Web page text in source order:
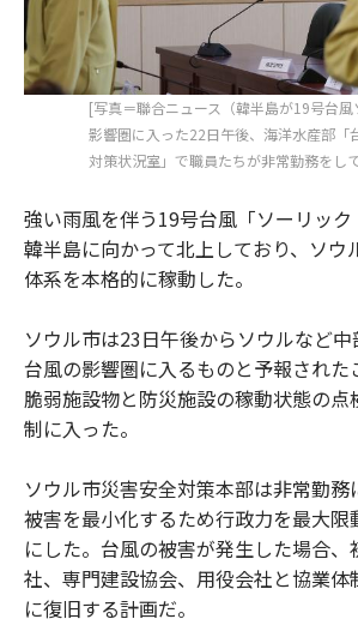
[写真＝聯合ニュース（韓半島が19号台風
影響圏に入った22日午後、海洋水産部「
対策状況室」で職員たちが非常勤務をし
強い雨風を伴う19号台風「ソーリッ
韓半島に向かって北上しており、ソウ
体系を本格的に稼動した。
ソウル市は23日午後からソウルなど
台風の影響圏に入るものと予報された
脆弱施設物と防災施設の稼動状態の点
制に入った。
ソウル市災害安全対策本部は非常勤務
被害を最小化するため行政力を最大限
にした。台風の被害が発生した場合
社、専門建設協会、用役会社と協業体
に復旧する計画だ。